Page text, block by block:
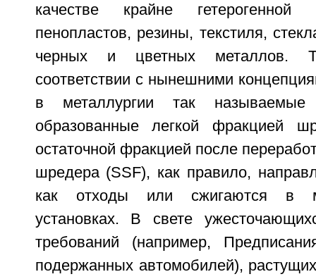
качестве крайне гетерогенной
пенопластов, резины, текстиля,
черных и цветных металлов.
соответствии с нынешними
в металлургии так
образованные легкой фракцией
остаточной фракцией после
шредера (SSF), как правило,
как отходы или сжигаются в
установках. В свете
требований (например,
подержанных автомобилей),